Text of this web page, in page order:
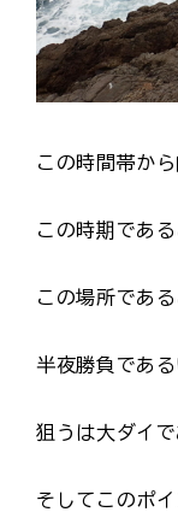
この時間帯か
この時期であ
この場所であ
半夜勝負であ
狙うは大ダイ
そしてこのポ